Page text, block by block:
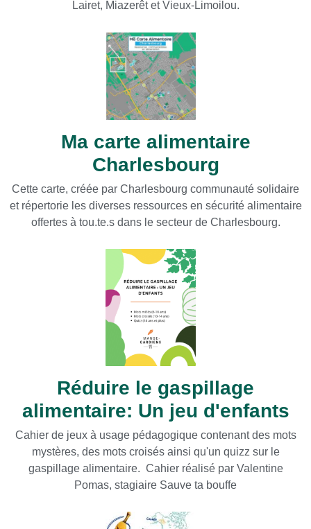
Lairet, Miazerêt et Vieux-Limoilou.
Ma carte alimentaire
Charlesbourg
Cette carte, créée par Charlesbourg communauté solidaire
et répertorie les diverses ressources en sécurité alimentaire
offertes à tou.te.s dans le secteur de Charlesbourg.
Réduire le gaspillage
alimentaire: Un jeu d'enfants
Cahier de jeux à usage pédagogique contenant des mots
mystères, des mots croisés ainsi qu'un quizz sur le
gaspillage alimentaire. Cahier réalisé par Valentine
Pomas, stagiaire Sauve ta bouffe